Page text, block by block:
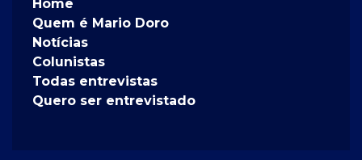
Home
Quem é Mario Doro
Notícias
Colunistas
Todas entrevistas
Quero ser entrevistado